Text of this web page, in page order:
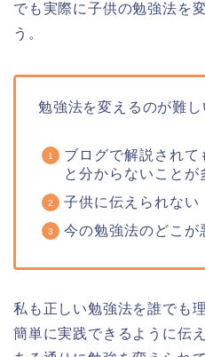
でも実際に子供の勉強法を
う。
勉強法を変えるのが難し
ブログで解説されて
と分からないことが
子供に伝えられない
今の勉強法のどこが
私も正しい勉強法を誰でも
簡単に実践できるように伝